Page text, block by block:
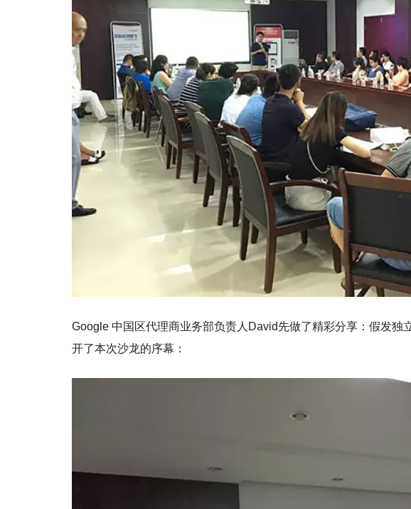
Google 中国区代理商业务部负责人David先做了精彩分享：假发独
开了本次沙龙的序幕：